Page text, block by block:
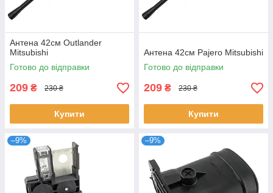
Антена 42см Outlander
Mitsubishi
Готово до відправки
209 ₴ 230 ₴
Купити
Антена 42см Pajero Mitsubishi
Готово до відправки
209 ₴ 230 ₴
Купити
–9% –9%